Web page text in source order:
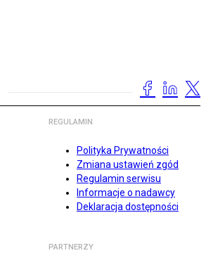
REGULAMIN
Polityka Prywatności
Zmiana ustawień zgód
Regulamin serwisu
Informacje o nadawcy
Deklaracja dostępności
PARTNERZY